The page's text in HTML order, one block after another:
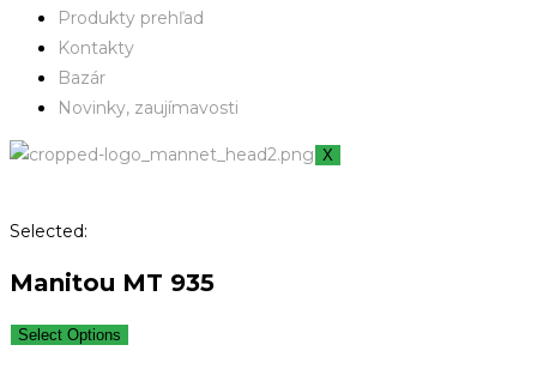
Produkty prehľad
Kontakty
Bazár
Novinky, zaujímavosti
X
Selected:
Manitou MT 935
Select Options